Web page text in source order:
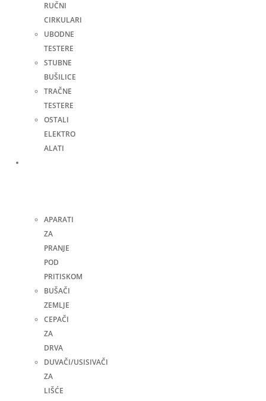
RUČNI
CIRKULARI
UBODNE
TESTERE
STUBNE
BUŠILICE
TRAČNE
TESTERE
OSTALI
ELEKTRO
ALATI
APARATI
ZA
PRANJE
POD
PRITISKOM
BUŠAČI
ZEMLJE
CEPAČI
ZA
DRVA
DUVAČI/USISIVAČI
ZA
LIŠĆE